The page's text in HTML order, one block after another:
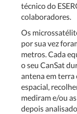
técnico do
colaboradores.
Os
por sua vez
metros. Cada
o seu CanSat
antena em
espacial,
mediram e/ou
depois